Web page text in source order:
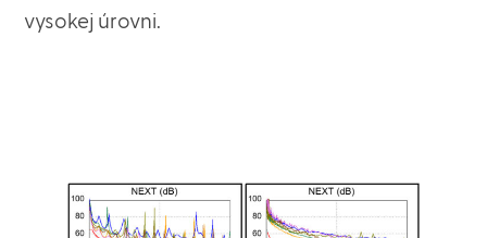
vysokej úrovni.